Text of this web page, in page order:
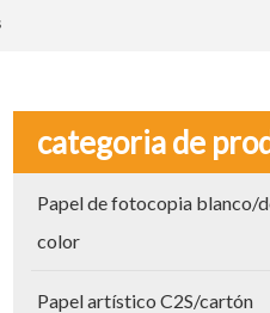
categoria de
Papel de fotocopia blanco/
color
Papel artístico C2S/cartón